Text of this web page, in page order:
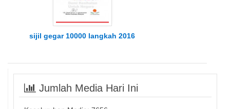
sijil gegar 10000 langkah 2016
Jumlah Media Hari Ini